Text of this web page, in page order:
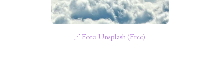
⋰ Foto Unsplash (Free)